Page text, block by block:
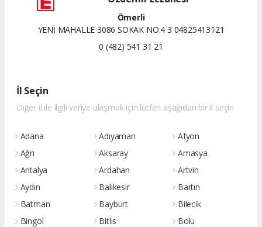
Ömerli
YENİ MAHALLE 3086 SOKAK NO:4 3 04825413121
0 (482) 541 31 21
İl Seçin
Diğer il ile ilgili veriye ulaşmak için lütfen aşağıdan bir il seçin
Adana Adıyaman
Afyon
Ağrı
Aksaray
Amasya
Antalya
Ardahan
Artvin
Aydın
Balıkesir
Bartın
Batman
Bayburt
Bilecik
Bingöl
Bitlis
Bolu